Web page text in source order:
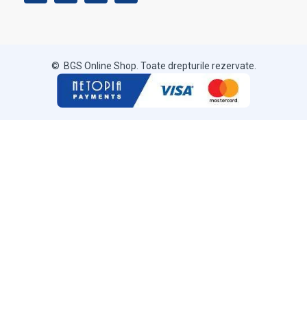
© BGS Online Shop. Toate drepturile rezervate.